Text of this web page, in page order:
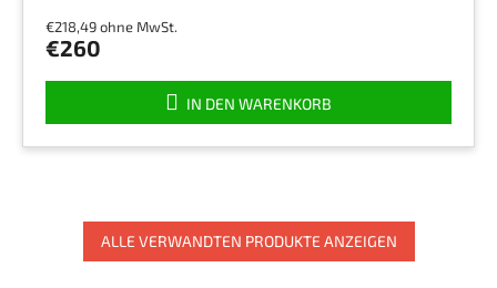
€218,49 ohne MwSt.
€260
IN DEN WARENKORB
ALLE VERWANDTEN PRODUKTE ANZEIGEN